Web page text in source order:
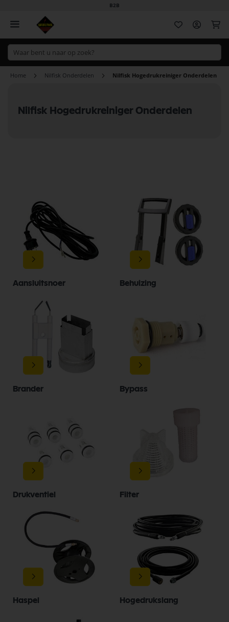
B2B
Home Nilfisk Onderdelen Nilfisk Hogedrukreiniger Onderdelen
Nilfisk Hogedrukreiniger Onderdelen
Aansluitsnoer Behuizing
Brander Bypass
Drukventiel Filter
Haspel Hogedrukslang